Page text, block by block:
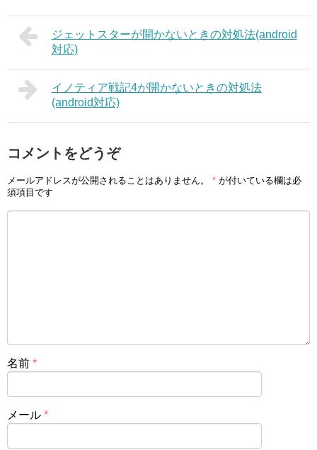
ジェットスターが開かないときの対処法(android
対応)
イノティア戦記4が開かないときの対処法
(android対応)
コメントをどうぞ
メールアドレスが公開されることはありません。 * が付いている欄は必
須項目です
名前 *
メール *